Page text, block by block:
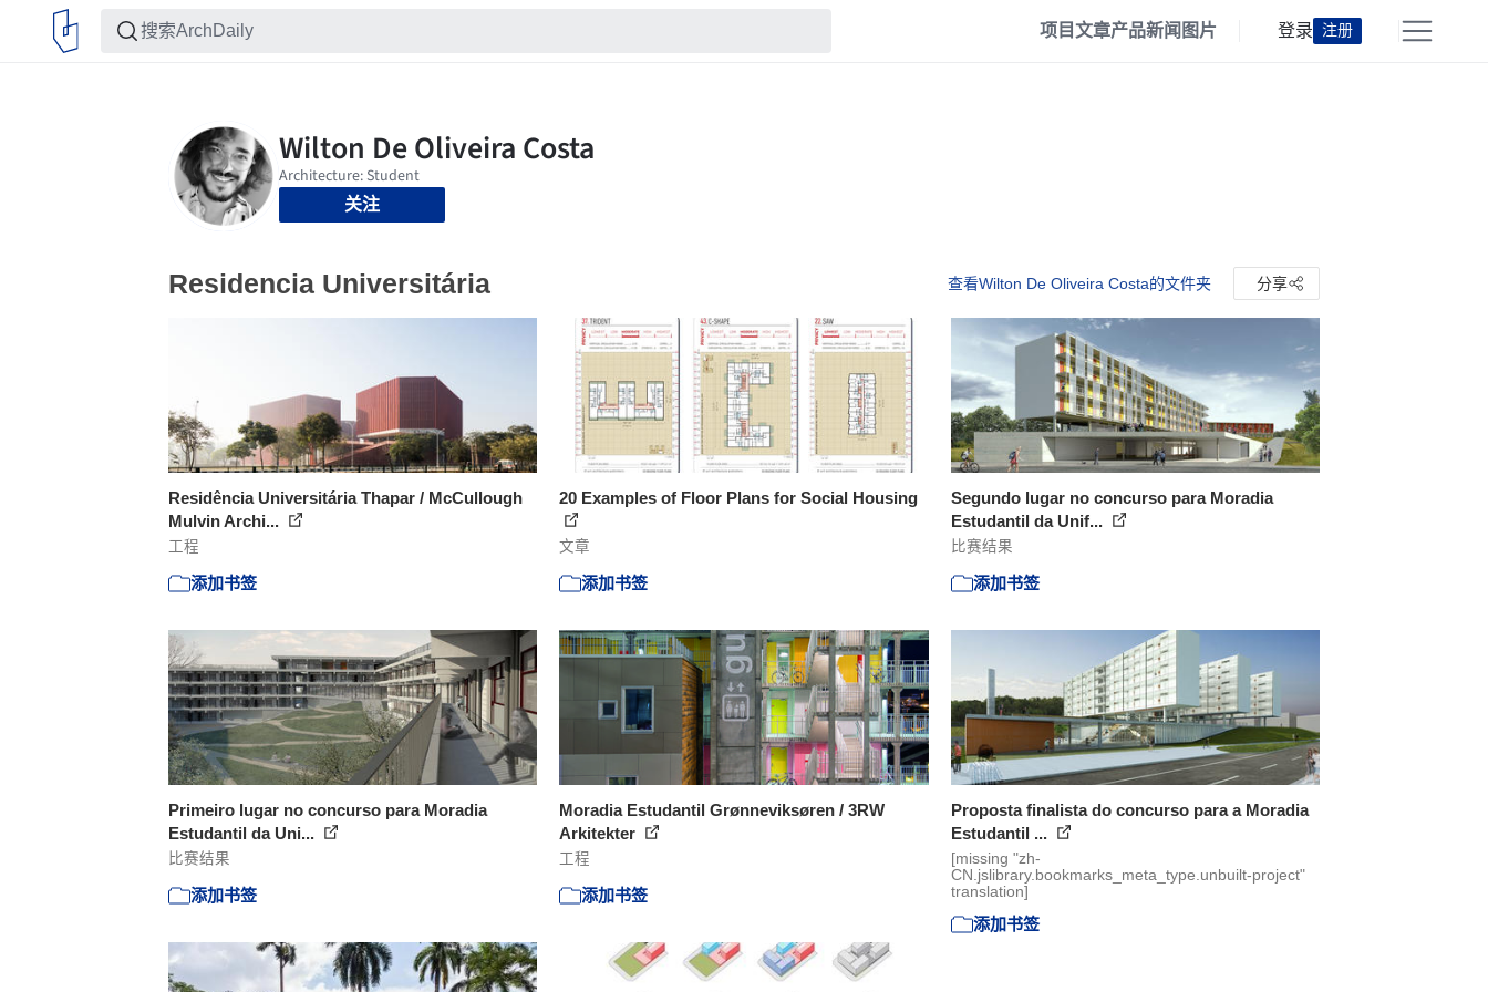
项目文章产品新闻 图片 登录 注册
关注
Residencia Universitária 查看Wilton De Oliveira Costa的文件夹 分享
Residência Universitária Thapar / McCullough
Mulvin Archi...
工程
添加书签
20 Examples of Floor Plans for Social Housing
文章
添加书签
Segundo lugar no concurso para Moradia
Estudantil da Unif...
比赛结果
添加书签
Primeiro lugar no concurso para Moradia
Estudantil da Uni...
比赛结果
添加书签
Moradia Estudantil Grønneviksøren / 3RW
Arkitekter
工程
添加书签
Proposta finalista do concurso para a Moradia
Estudantil ...
[missing "zh-
CN.jslibrary.bookmarks_meta_type.unbuilt-project"
translation]
添加书签